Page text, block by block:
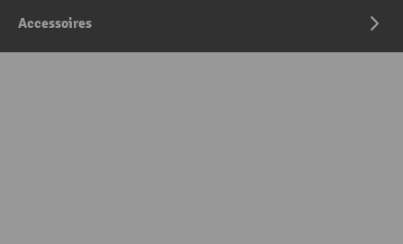
Accessoires